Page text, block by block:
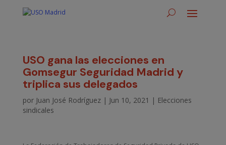
USO gana las elecciones en
Gomsegur Seguridad Madrid y
triplica sus delegados
por Juan José Rodríguez| Jun 10, 2021 | Elecciones
sindicales